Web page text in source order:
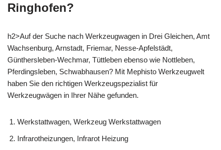
Ringhofen?
h2>Auf der Suche nach Werkzeugwagen in Drei Gleichen, Amt
Wachsenburg, Arnstadt, Friemar, Nesse-Apfelstädt,
Günthersleben-Wechmar, Tüttleben ebenso wie Nottleben,
Pferdingsleben, Schwabhausen? Mit Mephisto Werkzeugwelt
haben Sie den richtigen Werkzeugspezialist für
Werkzeugwägen in Ihrer Nähe gefunden.
Werkstattwagen, Werkzeug Werkstattwagen
Infrarotheizungen, Infrarot Heizung